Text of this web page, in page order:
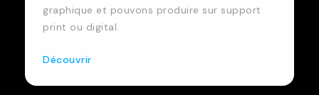
graphique et pouvons produire sur support
print ou digital.
Découvrir